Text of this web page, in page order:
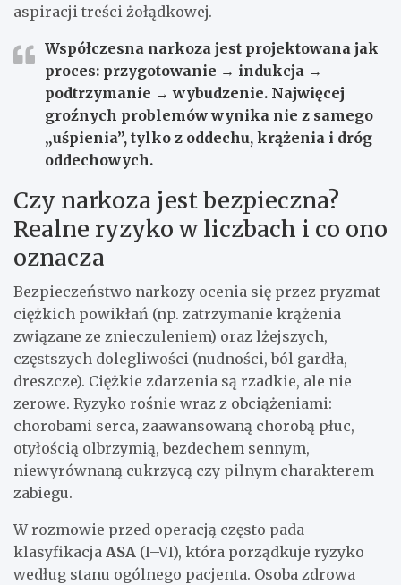
aspiracji treści żołądkowej.
Współczesna narkoza jest projektowana jak
proces: przygotowanie → indukcja →
podtrzymanie → wybudzenie. Najwięcej
groźnych problemów wynika nie z samego
„uśpienia”, tylko z oddechu, krążenia i dróg
oddechowych.
Czy narkoza jest bezpieczna?
Realne ryzyko w liczbach i co ono
oznacza
Bezpieczeństwo narkozy ocenia się przez pryzmat
ciężkich powikłań (np. zatrzymanie krążenia
związane ze znieczuleniem) oraz lżejszych,
częstszych dolegliwości (nudności, ból gardła,
dreszcze). Ciężkie zdarzenia są rzadkie, ale nie
zerowe. Ryzyko rośnie wraz z obciążeniami:
chorobami serca, zaawansowaną chorobą płuc,
otyłością olbrzymią, bezdechem sennym,
niewyrównaną cukrzycą czy pilnym charakterem
zabiegu.
W rozmowie przed operacją często pada
klasyfikacja ASA (I–VI), która porządkuje ryzyko
według stanu ogólnego pacjenta. Osoba zdrowa